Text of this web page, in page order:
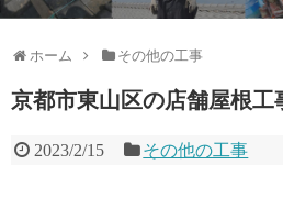
ホーム その他の工事
京都市東山区の店舗屋根
2023/2/15 その他の工事